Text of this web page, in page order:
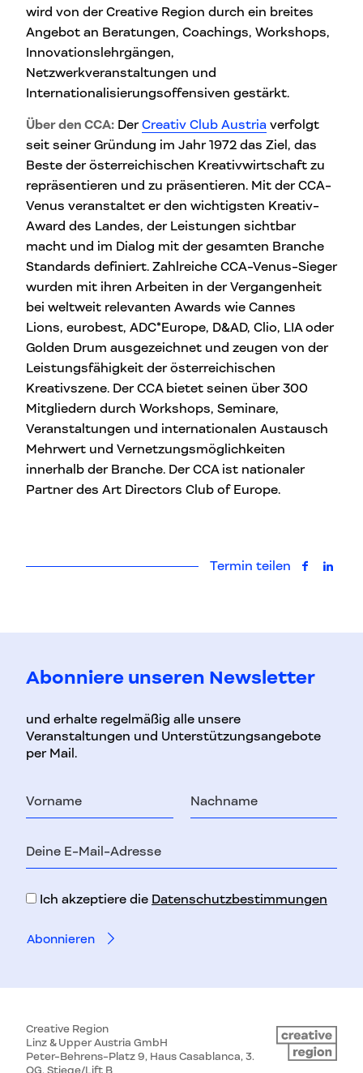
wird von der Creative Region durch ein breites
Angebot an Beratungen, Coachings, Workshops,
Innovationslehrgängen,
Netzwerkveranstaltungen und
Internationalisierungsoffensiven gestärkt.
Über den CCA: DerCreativ Club Austria verfolgt
seit seiner Gründung im Jahr 1972 das Ziel, das
Beste der österreichischen Kreativwirtschaft zu
repräsentieren und zu präsentieren. Mit der CCA-
Venus veranstaltet er den wichtigsten Kreativ-
Award des Landes, der Leistungen sichtbar
macht und im Dialog mit der gesamten Branche
Standards definiert. Zahlreiche CCA-Venus-Sieger
wurden mit ihren Arbeiten in der Vergangenheit
bei weltweit relevanten Awards wie Cannes
Lions, eurobest, ADC*Europe, D&AD, Clio, LIA oder
Golden Drum ausgezeichnet und zeugen von der
Leistungsfähigkeit der österreichischen
Kreativszene. Der CCA bietet seinen über 300
Mitgliedern durch Workshops, Seminare,
Veranstaltungen und internationalen Austausch
Mehrwert und Vernetzungsmöglichkeiten
innerhalb der Branche. Der CCA ist nationaler
Partner des Art Directors Club of Europe.
Termin teilen auf auf
Abonniere unseren Newsletter
und erhalte regelmäßig alle unsere
Veranstaltungen und Unterstützungsangebote
per Mail.
Nachname
Mail-
Ich akzeptiere die Datenschutzbestimmungen
Creative Region
Linz & Upper Austria GmbH
Peter-Behrens-Platz 9, Haus Casablanca, 3.
OG, Stiege/Lift B